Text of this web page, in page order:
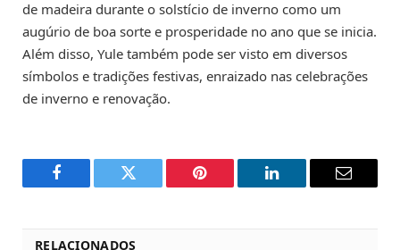
de madeira durante o solstício de inverno como um
augúrio de boa sorte e prosperidade no ano que se inicia.
Além disso, Yule também pode ser visto em diversos
símbolos e tradições festivas, enraizado nas celebrações
de inverno e renovação.
Facebook Twitter Pinterest LinkedIn Email
RELACIONADOS